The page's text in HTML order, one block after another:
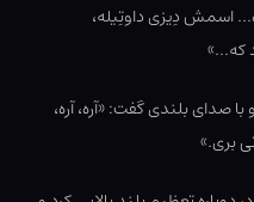
اسمش دِیزی داوتِیله،
که…»
صدای بلندی گفت: «آره، آره،
بری.»